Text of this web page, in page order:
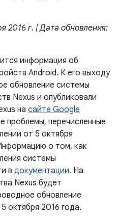
2016 г. | Дата обновления:
информация об
Android. К его выходу
обновление системы
Nexus и опубликовали
на сайте Google
проблемы, перечисленные
от 5 октября
о том, как
системы
в документации. На
Nexus будет
обновление
октября 2016 года.